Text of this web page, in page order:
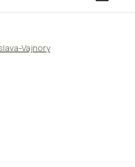
Vajnory